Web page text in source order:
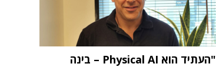
"העתיד הוא Physical AI – בינה